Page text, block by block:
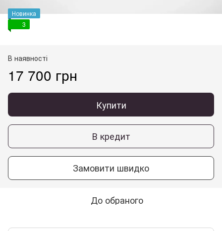
Новинка
3
В наявності
17 700 грн
Купити
В кредит
Замовити швидко
До обраного